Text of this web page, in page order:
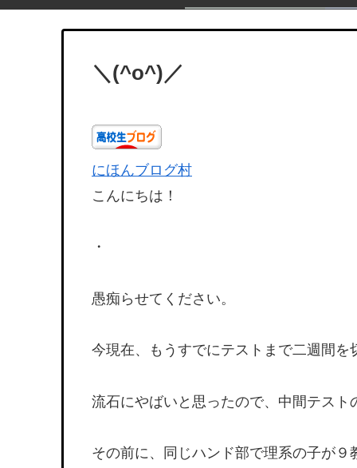
＼(^o^)／
にほんブログ村
こんにちは！
・
愚痴らせてください。
今現在、もうすでにテストまで二週間を
流石にやばいと思ったので、中間テスト
その前に、同じハンド部で理系の子が９